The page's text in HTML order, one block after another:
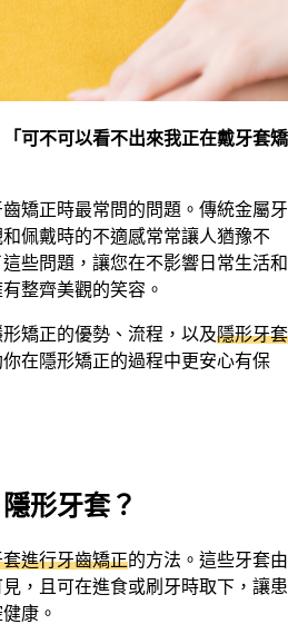
「可不可以看不出來我正在戴牙套矯
矯正時最常問的問題。傳統金屬牙
佩戴時的不適感常常讓人猶豫不
些問題，讓您在不影響日常生活和
整齊美觀的笑容。
矯正的優勢、流程，以及隱形牙套
在隱形矯正的過程中更安心有保
形牙套？
進行牙齒矯正的方法。這些牙套由
，且可在進食或刷牙時取下，讓患
康。